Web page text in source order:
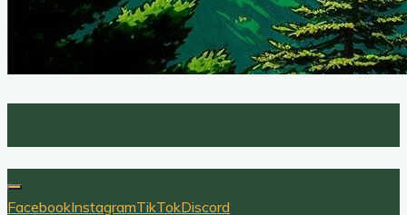
FacebookInstagramTikTokDiscord